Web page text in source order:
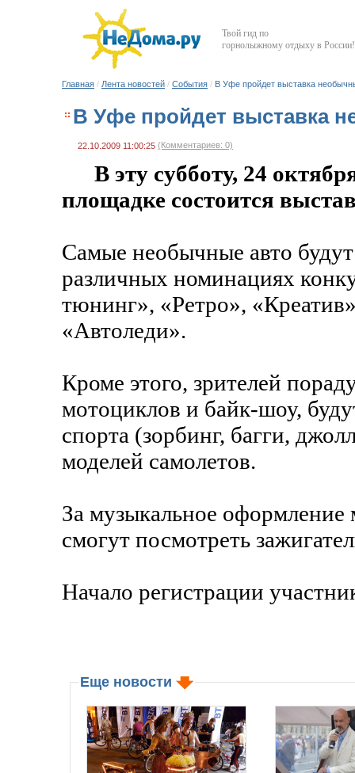
Твой гид по
горнолыжному отдыху в России!
Главная / Лента новостей / События / В Уфе пройдет выставка
В Уфе пройдет выставка
22.10.2009 11:00:25 (Комментариев: 0)
В эту субботу, 24
площадке состоится
Самые необычные авто будут
различных номинациях
тюнинг», «Ретро»,
«Автоледи».
Кроме этого, зрителей
мотоциклов и байк-шоу,
спорта (зорбинг, багги,
моделей самолетов.
За музыкальное
смогут посмотреть
Начало регистрации
Еще новости